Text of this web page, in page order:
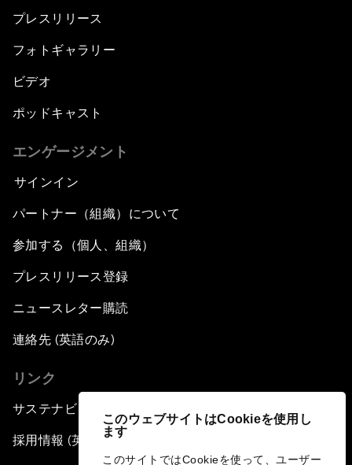
このウェブサイトはCookieを使用し
ます
このサイトではCookieを使って、ユーザー
プレスリリース
フォトギャラリー
ビデオ
ポッドキャスト
エンゲージメント
サインイン
パートナー（組織）について
参加する（個人、組織）
プレスリリース登録
ニュースレター購読
連絡先 (英語のみ)
リンク
サステナビリティへの取り組み
採用情報 (英語のみ)